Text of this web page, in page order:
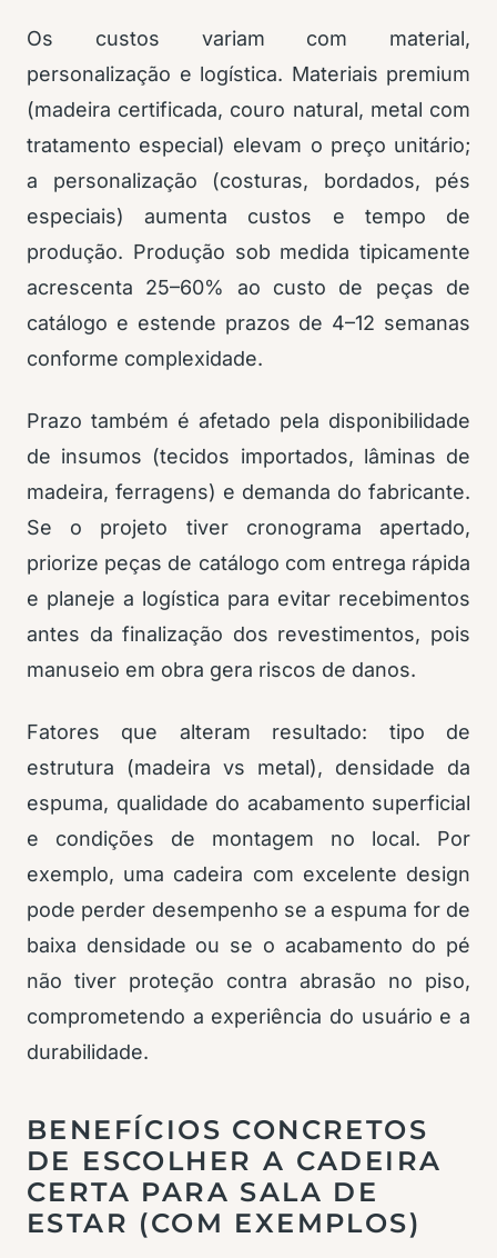
Os custos variam com material,
personalização e logística. Materiais premium
(madeira certificada, couro natural, metal com
tratamento especial) elevam o preço unitário;
a personalização (costuras, bordados, pés
especiais) aumenta custos e tempo de
produção. Produção sob medida tipicamente
acrescenta 25–60% ao custo de peças de
catálogo e estende prazos de 4–12 semanas
conforme complexidade.
Prazo também é afetado pela disponibilidade
de insumos (tecidos importados, lâminas de
madeira, ferragens) e demanda do fabricante.
Se o projeto tiver cronograma apertado,
priorize peças de catálogo com entrega rápida
e planeje a logística para evitar recebimentos
antes da finalização dos revestimentos, pois
manuseio em obra gera riscos de danos.
Fatores que alteram resultado: tipo de
estrutura (madeira vs metal), densidade da
espuma, qualidade do acabamento superficial
e condições de montagem no local. Por
exemplo, uma cadeira com excelente design
pode perder desempenho se a espuma for de
baixa densidade ou se o acabamento do pé
não tiver proteção contra abrasão no piso,
comprometendo a experiência do usuário e a
durabilidade.
BENEFÍCIOS CONCRETOS
DE ESCOLHER A CADEIRA
CERTA PARA SALA DE
ESTAR (COM EXEMPLOS)